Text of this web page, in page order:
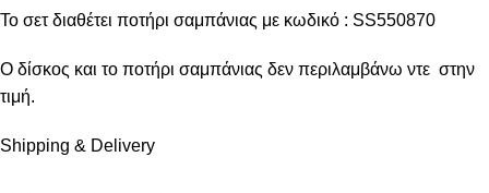
Το σετ διαθέτει ποτήρι σαμπάνιας με κωδικό : SS550870
Ο δίσκος και το ποτήρι σαμπάνιας δεν περιλαμβάνω ντε στην
τιμή.
Shipping & Delivery